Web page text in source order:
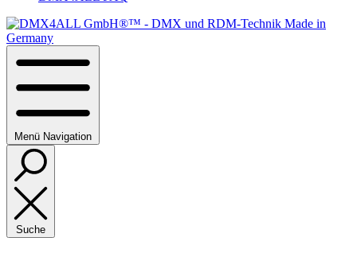
Menü Navigation
Suche